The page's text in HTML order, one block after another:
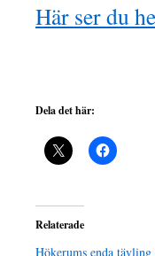
Här ser du
Dela det här:
Relaterade
Hökerums enda